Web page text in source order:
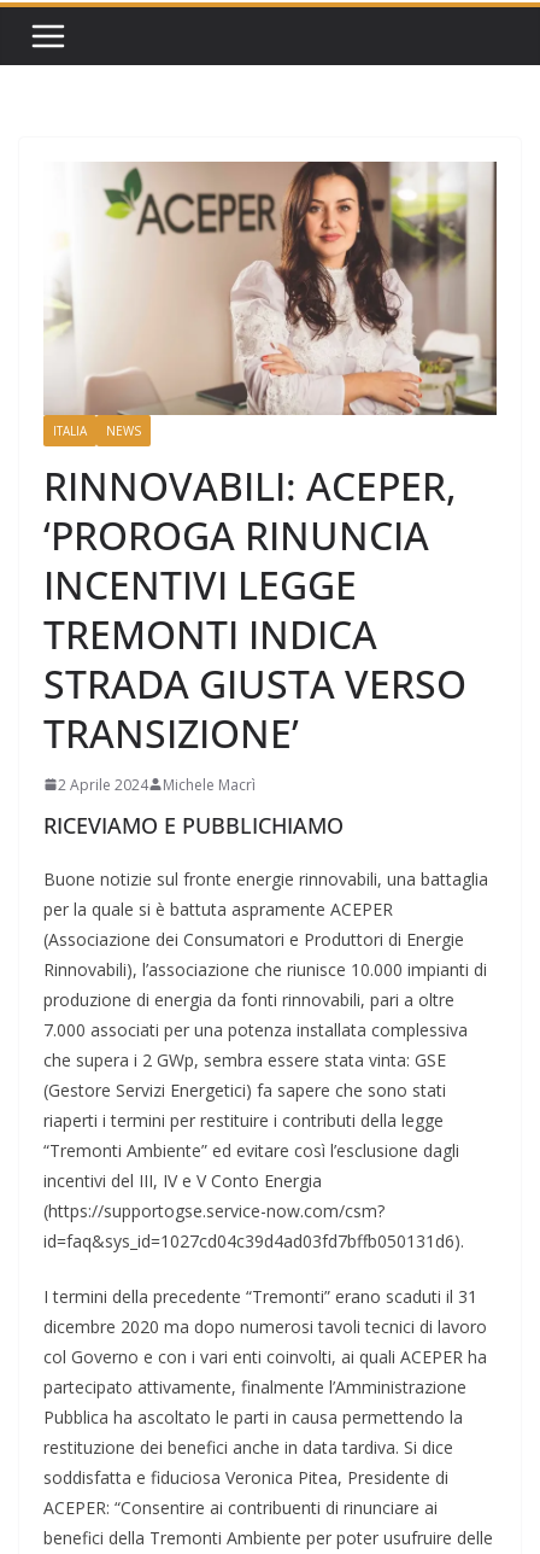
ITALIA NEWS
RINNOVABILI: ACEPER,
‘PROROGA RINUNCIA
INCENTIVI LEGGE
TREMONTI INDICA
STRADA GIUSTA VERSO
TRANSIZIONE’
2 Aprile 2024 Michele Macrì
RICEVIAMO E PUBBLICHIAMO
Buone notizie sul fronte energie rinnovabili, una battaglia
per la quale si è battuta aspramente ACEPER
(Associazione dei Consumatori e Produttori di Energie
Rinnovabili), l’associazione che riunisce 10.000 impianti di
produzione di energia da fonti rinnovabili, pari a oltre
7.000 associati per una potenza installata complessiva
che supera i 2 GWp, sembra essere stata vinta: GSE
(Gestore Servizi Energetici) fa sapere che sono stati
riaperti i termini per restituire i contributi della legge
“Tremonti Ambiente” ed evitare così l’esclusione dagli
incentivi del III, IV e V Conto Energia
(https://supportogse.service-now.com/csm?
id=faq&sys_id=1027cd04c39d4ad03fd7bffb050131d6).
I termini della precedente “Tremonti” erano scaduti il 31
dicembre 2020 ma dopo numerosi tavoli tecnici di lavoro
col Governo e con i vari enti coinvolti, ai quali ACEPER ha
partecipato attivamente, finalmente l’Amministrazione
Pubblica ha ascoltato le parti in causa permettendo la
restituzione dei benefici anche in data tardiva. Si dice
soddisfatta e fiduciosa Veronica Pitea, Presidente di
ACEPER: “Consentire ai contribuenti di rinunciare ai
benefici della Tremonti Ambiente per poter usufruire delle